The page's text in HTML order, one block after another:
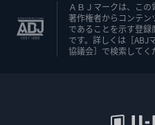
ＡＢＪマークは、この
著作権者からコンテン
であることを示す登録
です。詳しくは［ABJ
協議会］で検索してく